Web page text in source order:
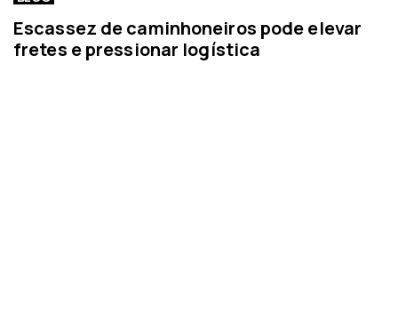
Escassez de caminhoneiros pode elevar
fretes e pressionar logística